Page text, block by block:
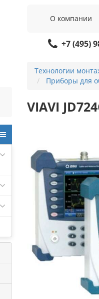
О компании
+7 (495)
Технологии
Приборы для
VIAVI